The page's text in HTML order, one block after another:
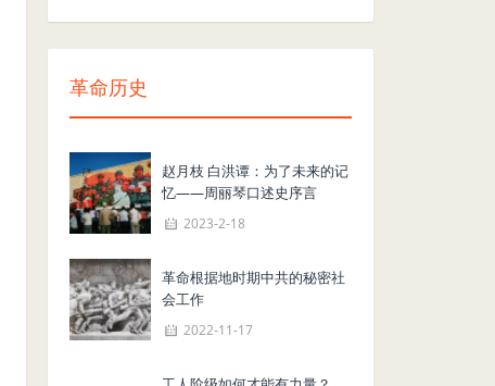
革命历史
赵月枝 白洪谭：为了未来的记
忆——周丽琴口述史序言
2023-2-18
革命根据地时期中共的秘密社
会工作
2022-11-17